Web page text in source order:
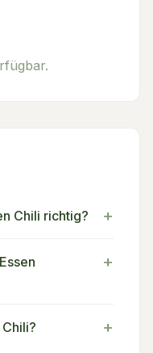
Chili richtig? +
+
+